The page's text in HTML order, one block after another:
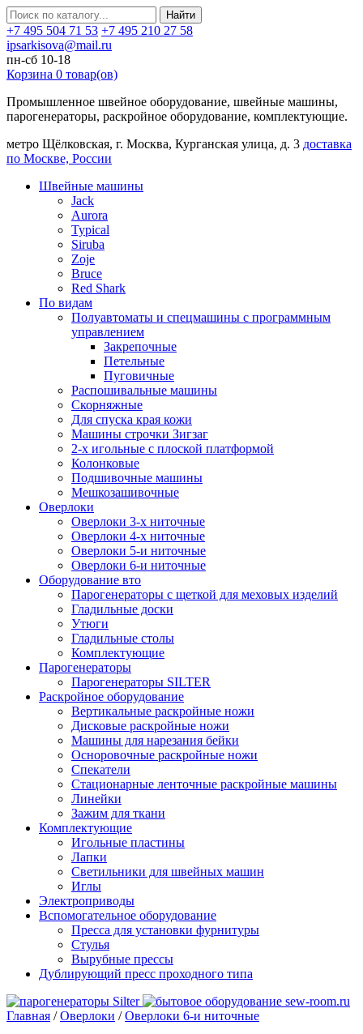
Найти
+7 495 504 71 53 +7 495 210 27 58
ipsarkisova@mail.ru
пн-сб 10-18
Корзина 0 товар(ов)
Промышленное швейное оборудование, швейные машины,
парогенераторы, раскройное оборудование, комплектующие.
метро Щёлковская, г. Москва, Курганская улица, д. 3 доставка
по Москве, России
Швейные машины
Jack
Aurora
Typical
Siruba
Zoje
Bruce
Red Shark
По видам
Полуавтоматы и спецмашины с программным
управлением
Закрепочные
Петельные
Пуговичные
Распошивальные машины
Скорняжные
Для спуска края кожи
Машины строчки Зигзаг
2-х игольные с плоской платформой
Колонковые
Подшивочные машины
Мешкозашивочные
Оверлоки
Оверлоки 3-х ниточные
Оверлоки 4-х ниточные
Оверлоки 5-и ниточные
Оверлоки 6-и ниточные
Оборудование вто
Парогенераторы с щеткой для меховых изделий
Гладильные доски
Утюги
Гладильные столы
Комплектующие
Парогенераторы
Парогенераторы SILTER
Раскройное оборудование
Вертикальные раскройные ножи
Дисковые раскройные ножи
Машины для нарезания бейки
Осноровочные раскройные ножи
Спекатели
Стационарные ленточные раскройные машины
Линейки
Зажим для ткани
Комплектующие
Игольные пластины
Лапки
Светильники для швейных машин
Иглы
Электроприводы
Вспомогательное оборудование
Пресса для установки фурнитуры
Стулья
Вырубные прессы
Дублирующий пресс проходного типа
Главная /Оверлоки /Оверлоки 6-и ниточные